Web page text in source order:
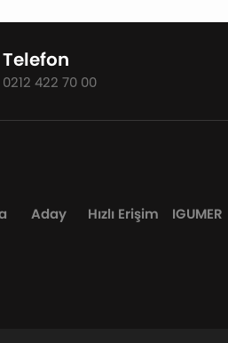
Telefon
0212 422 70 00
Aday Hızlı Erişim IGUMER